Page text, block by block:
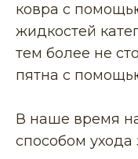
ковра с
жидкостей
тем более не
пятна с
В наше время
способом ухода